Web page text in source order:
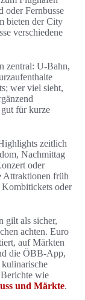
oder Fernbusse
bieten der City
verschiedene
zentral: U-Bahn,
wer viel sieht,
für kurze
zeitlich
Nachmittag
oder
Attraktionen früh
Kombitickets oder
gilt als sicher,
achten. Euro
auf Märkten
die ÖBB-App,
wie
und Märkte.